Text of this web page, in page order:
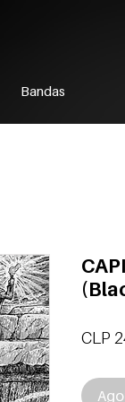
Bandas
CLP